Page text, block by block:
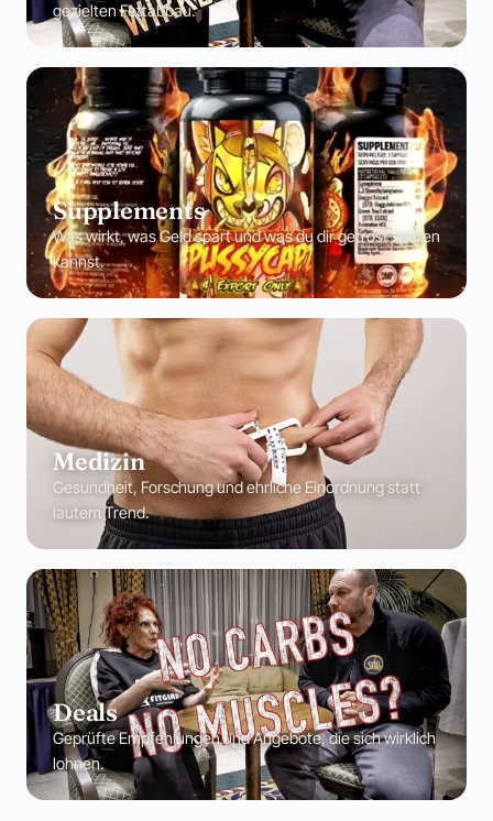
gezielten Fettabbau.
Supplements
Was wirkt, was Geld spart und was du dir getrost sparen
kannst.
Medizin
Gesundheit, Forschung und ehrliche Einordnung statt
lautem Trend.
Deals
Geprüfte Empfehlungen und Angebote, die sich wirklich
lohnen.